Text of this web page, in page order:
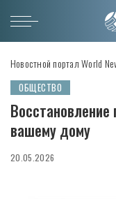
Новостной портал World
ОБЩЕСТВО
вашему дому
20.05.2026